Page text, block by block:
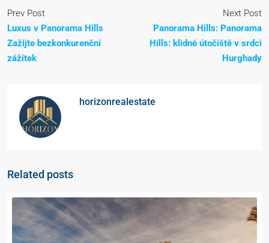
Prev Post
Luxus v Panorama Hills
Zažijte bezkonkurenční
zážitek
Next Post
Panorama Hills: Panorama
Hills: klidné útočiště v srdci
Hurghady
horizonrealestate
Related posts